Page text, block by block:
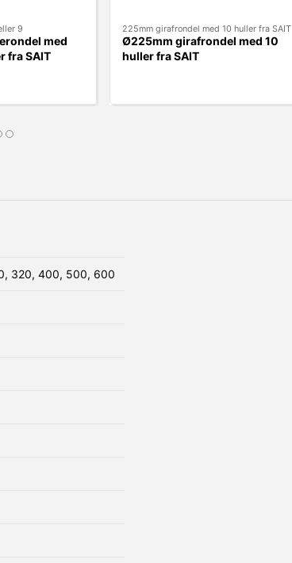
9
med
fra SAIT
225mm girafrondel med 10 huller fra SAIT
Ø225mm girafrondel med 10
huller fra SAIT
320, 400, 500, 600